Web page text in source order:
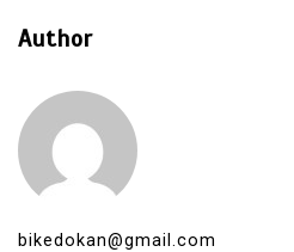
Author
bikedokan@gmail.com